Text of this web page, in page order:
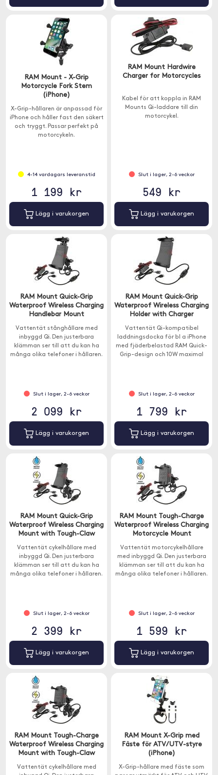
RAM Mount - X-Grip
Motorcycle Fork Stem
(iPhone)
X-Grip-hållaren är anpassad för
iPhone och håller fast den säkert
och tryggt. Passar perfekt på
motorcykeln.
4-14 vardagars leveranstid
1 199 kr
Lägg i varukorgen
RAM Mount Hardwire
Charger for Motorcycles
Kabel för att koppla in RAM
Mounts Qi-laddare till din
motorcykel.
Slut i lager, 2-6 veckor
549 kr
Lägg i varukorgen
RAM Mount Quick-Grip
Waterproof Wireless Charging
Handlebar Mount
Vattentät stånghållare med
inbyggd Qi. Den justerbara
klämman ser till att du kan ha
många olika telefoner i hållaren.
Slut i lager, 2-6 veckor
2 099 kr
Lägg i varukorgen
RAM Mount Quick-Grip
Waterproof Wireless Charging
Holder with Charger
Vattentät Qi-kompatibel
laddningsdocka för bl a iPhone
med fjäderbelastad RAM Quick-
Grip-design och 10W maximal
Slut i lager, 2-6 veckor
1 799 kr
Lägg i varukorgen
RAM Mount Quick-Grip
Waterproof Wireless Charging
Mount with Tough-Claw
Vattentät cykelhållare med
inbyggd Qi. Den justerbara
klämman ser till att du kan ha
många olika telefoner i hållaren.
Slut i lager, 2-6 veckor
2 399 kr
Lägg i varukorgen
RAM Mount Tough-Charge
Waterproof Wireless Charging
Motorcycle Mount
Vattentät motorcykelhållare
med inbyggd Qi. Den justerbara
klämman ser till att du kan ha
många olika telefoner i hållaren.
Slut i lager, 2-6 veckor
1 599 kr
Lägg i varukorgen
RAM Mount Tough-Charge
Waterproof Wireless Charging
Mount with Tough-Claw
Vattentät cykelhållare med
RAM Mount X-Grip med
Fäste för ATV/UTV-styre
(iPhone)
X-Grip-hållare med fäste som